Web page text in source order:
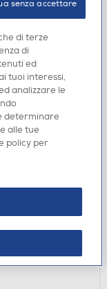
di terze
di
ed
tuoi interessi,
analizzare le
determinare
alle tue
policy per
senza accettare